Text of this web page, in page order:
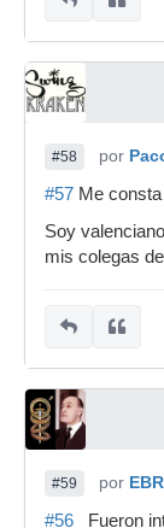
#58 por
#57 Me
Soy
mis colegas
#59 por EBR
#56 Fueron